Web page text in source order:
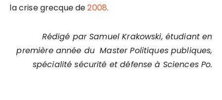
la crise grecque de2008.
Rédigé par Samuel Krakowski, étudiant en
première année du Master Politiques publiques,
spécialité sécurité et défense à Sciences Po.